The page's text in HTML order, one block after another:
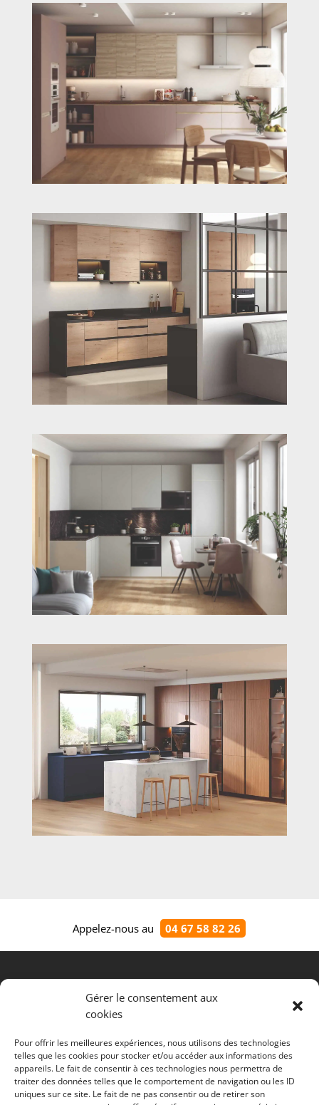
Gérer le consentement aux
cookies
Pour offrir les meilleures expériences, nous utilisons des technologies
telles que les cookies pour stocker et/ou accéder aux informations des
appareils. Le fait de consentir à ces technologies nous permettra de
traiter des données telles que le comportement de navigation ou les ID
uniques sur ce site. Le fait de ne pas consentir ou de retirer son
Appelez-nous au 04 67 58 82 26
Votre artisan confiance en neuf et
rénovation, dépannage d'urgence,
remplacement et aménagement de
cuisine, plan de travail et
Marsillargues, Lunel-Viel, Saint-Just,
Saint-Nazaire-de-Pézan et Saint-Geniès-
des-Mourgues